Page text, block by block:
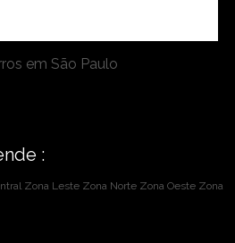
em São Paulo
:
Zona Leste Zona Norte Zona Oeste Zona